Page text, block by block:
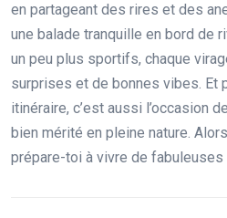
en partageant des rires et des
une balade tranquille en bord de
un peu plus sportifs, chaque
surprises et de bonnes vibes. Et
itinéraire, c’est aussi l’occasion
bien mérité en pleine nature.
prépare-toi à vivre de